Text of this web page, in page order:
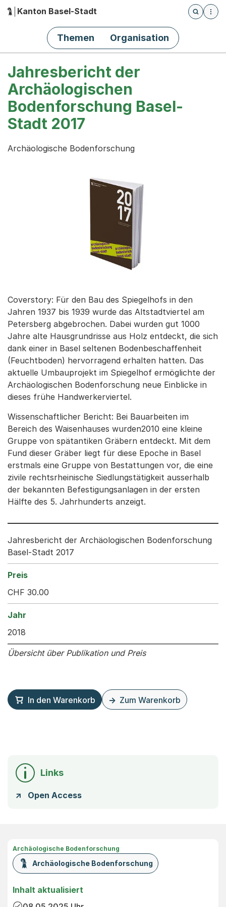
Hauptnavigation
Kanton Basel-Stadt
Öffnet
Themen Organisation
Jahresbericht der
Archäologischen
Bodenforschung Basel-
Stadt 2017
Archäologische Bodenforschung
Coverstory: Für den Bau des Spiegelhofs in den
Jahren 1937 bis 1939 wurde das Altstadtviertel am
Petersberg abgebrochen. Dabei wurden gut 1000
Jahre alte Hausgrundrisse aus Holz entdeckt, die sich
dank einer in Basel seltenen Bodenbeschaffenheit
(Feuchtboden) hervorragend erhalten hatten. Das
aktuelle Umbauprojekt im Spiegelhof ermöglichte der
Archäologischen Bodenforschung neue Einblicke in
dieses frühe Handwerkerviertel.
Wissenschaftlicher Bericht: Bei Bauarbeiten im
Bereich des Waisenhauses wurden2010 eine kleine
Gruppe von spätantiken Gräbern entdeckt. Mit dem
Fund dieser Gräber liegt für diese Epoche in Basel
erstmals eine Gruppe von Bestattungen vor, die eine
zivile rechtsrheinische Siedlungstätigkeit ausserhalb
der bekannten Befestigungsanlagen in der ersten
Hälfte des 5. Jahrhunderts anzeigt.
Jahresbericht der Archäologischen Bodenforschung
Basel-Stadt 2017
CHF 30.00
2018
Übersicht über Publikation und Preis
In den Warenkorb Zum Warenkorb
Links
Open Access
Archäologische Bodenforschung
Archäologische Bodenforschung
Inhalt aktualisiert